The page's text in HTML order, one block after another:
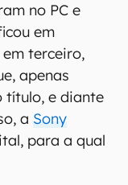
no PC e
em
em terceiro,
apenas
título, e diante
a Sony
para a qual